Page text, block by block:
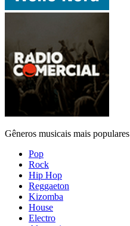
Gêneros musicais mais populares
Pop
Rock
Hip Hop
Reggaeton
Kizomba
House
Electro